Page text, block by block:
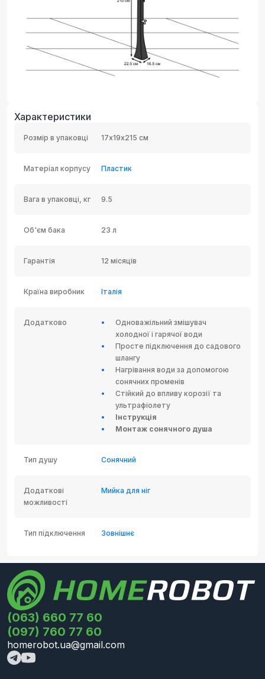
Характеристики
Розмір в упаковці 17х19х215 см
Матеріал корпусу Пластик
Вага в упаковці, кг 9.5
Об'єм бака 23 л
Гарантія 12 місяців
Країна виробник Італія
Додатково
Одноважільний змішувач
холодної і гарячої води
Просте підключення до садового
шлангу
Нагрівання води за допомогою
сонячних променів
Стійкий до впливу корозії та
ультрафіолету
Інструкція
Монтаж сонячного душа
Тип душу Сонячний
Додаткові
можливості
Мийка для ніг
Тип підключення Зовнішнє
(063) 660 77 60
(097) 760 77 60
homerobot.ua@gmail.com